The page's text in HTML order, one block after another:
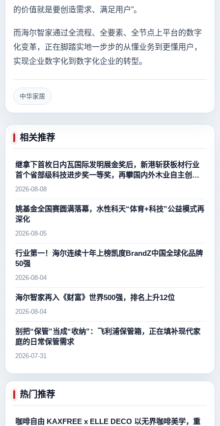
的价值就是要创造需求、满足用户”。
而海尔智家通过全流程、全要素、全节点上平台的数字
化变革，正在脚踏实地一步步的从懂业务到更懂用户，
实现企业数字化到数字化企业的转型。
中华家居
相关推荐
继拿下首枚日内瓦国际发明展金奖后，新港斩获板材行业
首个省部级科技进步奖一等奖，再攀国内外木业自主创新
新高峰
2026-08-08
姚基金全国赛圆满落幕，水性科天“体育+科技”公益模式再
深化
2026-08-05
行业第一！海尔连续十年上榜凯度BrandZ中国全球化品牌
50强
2026-08-04
海尔智家再入《财富》世界500强，排名上升12位
2026-08-04
别把“保管”当成“收纳”：飞利浦保管箱，正在填补现代家
庭的日常保管需求
2026-07-31
热门推荐
咖啡自由 KAXFREE x ELLE DECO 以无界咖啡美学，重